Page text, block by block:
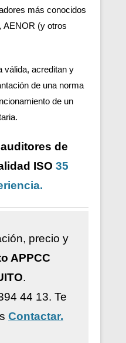
más conocidos
AENOR (y otros
válida, acreditan y
de una norma
de un
de
ISO 35
.
precio y
APPCC
.
44 13. Te
Contactar.